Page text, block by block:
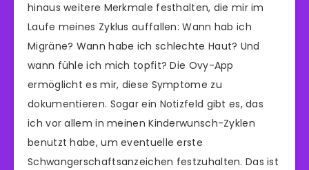
hinaus weitere Merkmale festhalten, die mir im
Laufe meines Zyklus auffallen: Wann hab ich
Migräne? Wann habe ich schlechte Haut? Und
wann fühle ich mich topfit? Die Ovy-App
ermöglicht es mir, diese Symptome zu
dokumentieren. Sogar ein Notizfeld gibt es, das
ich vor allem in meinen Kinderwunsch-Zyklen
benutzt habe, um eventuelle erste
Schwangerschaftsanzeichen festzuhalten. Das ist